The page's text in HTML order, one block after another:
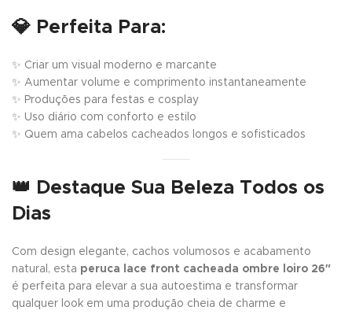
💎 Perfeita Para:
✨ Criar um visual moderno e marcante
✨ Aumentar volume e comprimento instantaneamente
✨ Produções para festas e cosplay
✨ Uso diário com conforto e estilo
✨ Quem ama cabelos cacheados longos e sofisticados
👑 Destaque Sua Beleza Todos os
Dias
Com design elegante, cachos volumosos e acabamento
natural, esta peruca lace front cacheada ombre loiro 26″
é perfeita para elevar a sua autoestima e transformar
qualquer look em uma produção cheia de charme e